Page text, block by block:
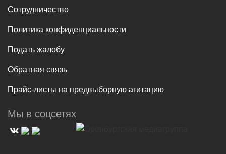
Сотрудничество
Политика конфиденциальности
Подать жалобу
Обратная связь
Прайс-листы на предвыборную агитацию
Мы в соцсетях